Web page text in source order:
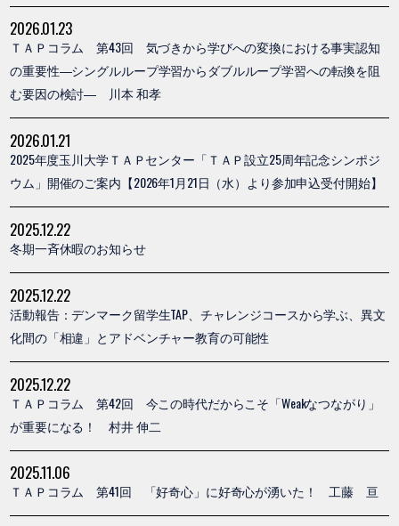
2026.01.23
ＴＡＰコラム 第43回 気づきから学びへの変換における事実認知
の重要性―シングルループ学習からダブルループ学習への転換を阻
む要因の検討― 川本 和孝
2026.01.21
2025年度玉川大学ＴＡＰセンター「ＴＡＰ設立25周年記念シンポジ
ウム」開催のご案内【2026年1月21日（水）より参加申込受付開始】
2025.12.22
冬期一斉休暇のお知らせ
2025.12.22
活動報告：デンマーク留学生TAP、チャレンジコースから学ぶ、異文
化間の「相違」とアドベンチャー教育の可能性
2025.12.22
ＴＡＰコラム 第42回 今この時代だからこそ「Weakなつながり」
が重要になる！ 村井 伸二
2025.11.06
ＴＡＰコラム 第41回 「好奇心」に好奇心が湧いた！ 工藤 亘